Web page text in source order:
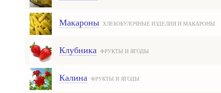
Макароны ХЛЕБОБУЛОЧНЫЕ ИЗДЕЛИЯ И МАКАРОНЫ
Клубника ФРУКТЫ И ЯГОДЫ
Калина ФРУКТЫ И ЯГОДЫ